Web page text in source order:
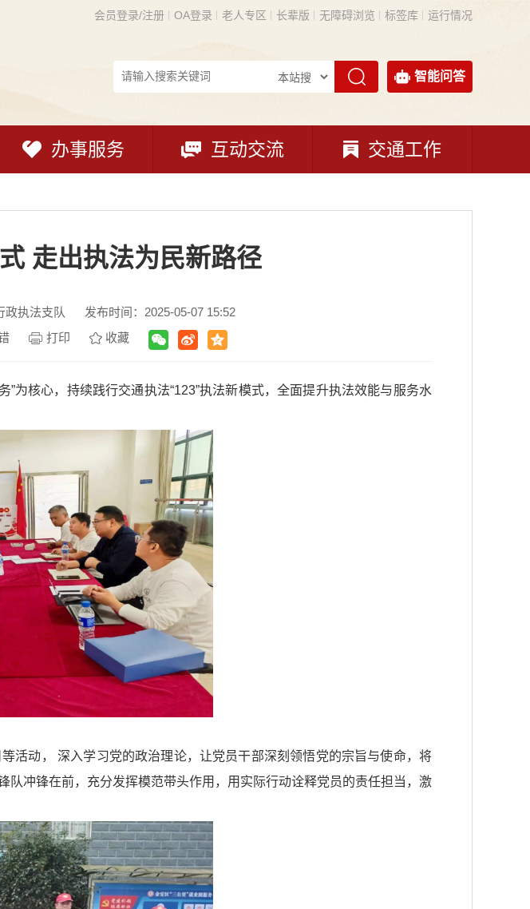
会员登录/注册 OA登录 老人专区 长辈版 无障碍浏览 标签库 运行情况
智能问答
办事服务 互动交流 交通工作
走出执法为民新路径
政执法支队
发布时间：2025-05-07 15:52
打印 收藏
为核心，持续践行交通执法“123”执法新模式，全面提升执法效能与服务水
活动， 深入学习党的政治理论，让党员干部深刻领悟党的宗旨与使命，将
队冲锋在前，充分发挥模范带头作用，用实际行动诠释党员的责任担当，激